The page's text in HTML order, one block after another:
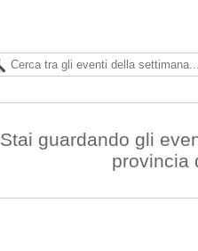
Stai guardando gli
provincia